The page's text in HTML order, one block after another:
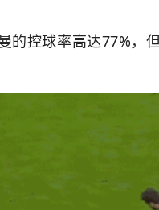
的控球率高达77%，